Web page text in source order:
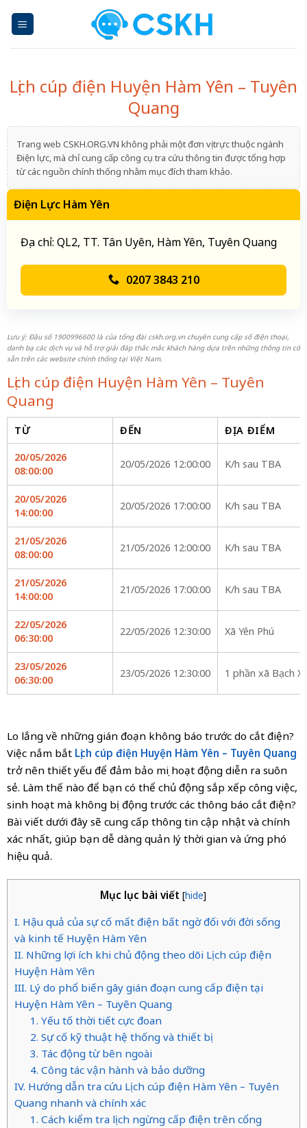
Lịch cúp điện Huyện Hàm Yên – Tuyên
Quang
Trang web CSKH.ORG.VN không phải một đơn vị trực thuộc ngành
Điện lực, mà chỉ cung cấp công cụ tra cứu thông tin được tổng hợp
từ các nguồn chính thống nhằm mục đích tham khảo.
Điện Lực Hàm Yên
Địa chỉ: QL2, TT. Tân Uyên, Hàm Yên, Tuyên Quang
0207 3843 210
Lưu ý: Đầu số 1900996600 là của tổng đài cskh.org.vn chuyên cung cấp số điện thoại,
danh bạ các dịch vụ và hỗ trợ giải đáp thắc mắc khách hàng dựa trên những thông tin có
sẵn trên các website chính thống tại Việt Nam.
Lịch cúp điện Huyện Hàm Yên – Tuyên
Quang
TỪ ĐẾN ĐỊA ĐIỂM
20/05/2026
08:00:00
20/05/2026 12:00:00 K/h sau TBA
20/05/2026
14:00:00
20/05/2026 17:00:00 K/h sau TBA
21/05/2026
08:00:00
21/05/2026 12:00:00 K/h sau TBA
21/05/2026
14:00:00
21/05/2026 17:00:00 K/h sau TBA
22/05/2026
06:30:00
22/05/2026 12:30:00 Xã Yên Phú
23/05/2026
06:30:00
23/05/2026 12:30:00 1 phần xã Bạch
Lo lắng về những gián đoạn không báo trước do cắt điện?
Việc nắm bắt Lịch cúp điện Huyện Hàm Yên – Tuyên Quang
trở nên thiết yếu để đảm bảo mọi hoạt động diễn ra suôn
sẻ. Làm thế nào để bạn có thể chủ động sắp xếp công việc,
sinh hoạt mà không bị động trước các thông báo cắt điện?
Bài viết dưới đây sẽ cung cấp thông tin cập nhật và chính
xác nhất, giúp bạn dễ dàng quản lý thời gian và ứng phó
hiệu quả.
Mục lục bài viết [hide]
I. Hậu quả của sự cố mất điện bất ngờ đối với đời sống
và kinh tế Huyện Hàm Yên
II. Những lợi ích khi chủ động theo dõi Lịch cúp điện
Huyện Hàm Yên
III. Lý do phổ biến gây gián đoạn cung cấp điện tại
Huyện Hàm Yên – Tuyên Quang
1. Yếu tố thời tiết cực đoan
2. Sự cố kỹ thuật hệ thống và thiết bị
3. Tác động từ bên ngoài
4. Công tác vận hành và bảo dưỡng
IV. Hướng dẫn tra cứu Lịch cúp điện Hàm Yên – Tuyên
Quang nhanh và chính xác
1. Cách kiểm tra lịch ngừng cấp điện trên cổng